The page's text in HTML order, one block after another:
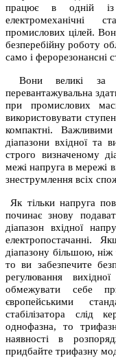
працює в одній із
електромеханічні
промислових цілей.
безперебійну роботу
само і ферорезонансні
Вони великі за
перевантажувальна
при промислових
використовувати
компактні.
діапазони вхідної та
строго визначеному
межі напруга в мережі
знеструмлення всіх
Як тільки напруга
починає знову
діапазон вхідної
електропостачанні.
діапазону більшою,
то ви забезпечите
регулювання
обмежувати себе
європейськими
стабілізатора слід
однофазна, то
наявності в
придбайте трифазну